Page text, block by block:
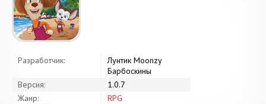
Разработчик:
Лунтик Moonzy
Барбоскины
Версия:
1.0.7
Жанр:
RPG